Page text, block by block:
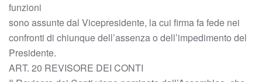
funzioni
sono assunte dal Vicepresidente, la cui firma fa fede nei
confronti di chiunque dell’assenza o dell’impedimento del
Presidente.
ART. 20 REVISORE DEI CONTI